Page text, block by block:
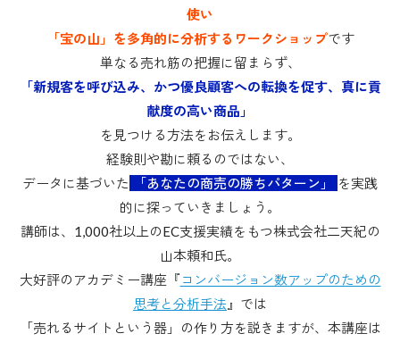
使い
「宝の山」を多角的に分析するワークショップです
単なる売れ筋の把握に留まらず、
「新規客を呼び込み、かつ優良顧客への転換を促す、真に貢
献度の高い商品」
を見つける方法をお伝えします。
経験則や勘に頼るのではない、
データに基づいた
「あなたの商売の勝ちパターン」
を実践
的に探っていきましょう。
講師は、1,000社以上のEC支援実績をもつ株式会社二天紀の
山本頼和氏。
大好評のアカデミー講座『 コンバージョン数アップのための
思考と分析手法 』では
「売れるサイトという器」の作り方を説きますが、本講座は